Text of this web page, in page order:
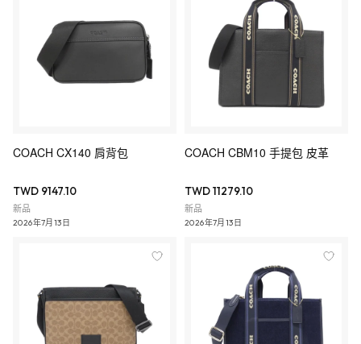
COACH CX140 肩背包
TWD 9147.10
新品
2026年7月13日
COACH CBM10 手提包 皮革
TWD 11279.10
新品
2026年7月13日